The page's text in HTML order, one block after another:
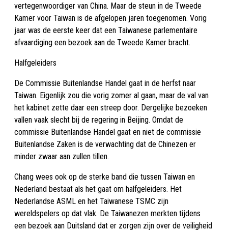
vertegenwoordiger van China. Maar de steun in de Tweede
Kamer voor Taiwan is de afgelopen jaren toegenomen. Vorig
jaar was de eerste keer dat een Taiwanese parlementaire
afvaardiging een bezoek aan de Tweede Kamer bracht.
Halfgeleiders
De Commissie Buitenlandse Handel gaat in de herfst naar
Taiwan. Eigenlijk zou die vorig zomer al gaan, maar de val van
het kabinet zette daar een streep door. Dergelijke bezoeken
vallen vaak slecht bij de regering in Beijing. Omdat de
commissie Buitenlandse Handel gaat en niet de commissie
Buitenlandse Zaken is de verwachting dat de Chinezen er
minder zwaar aan zullen tillen.
Chang wees ook op de sterke band die tussen Taiwan en
Nederland bestaat als het gaat om halfgeleiders. Het
Nederlandse ASML en het Taiwanese TSMC zijn
wereldspelers op dat vlak. De Taiwanezen merkten tijdens
een bezoek aan Duitsland dat er zorgen zijn over de veiligheid